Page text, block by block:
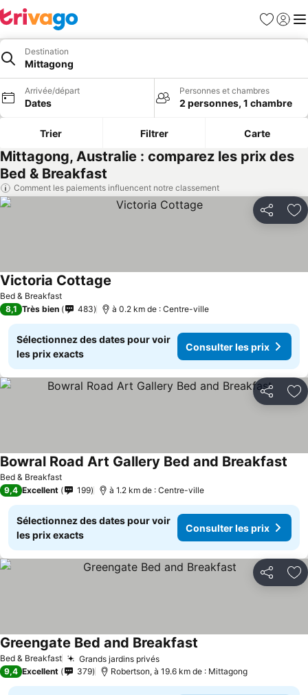
Favoris
Se
Destination
Mittagong
Arrivée/départ
Dates
Personnes et chambres
2 personnes, 1 chambre
Trier Filtrer Carte
Mittagong, Australie : comparez les prix des
Bed & Breakfast
Comment les paiements influencent notre classement
Partager
Bed & Breakfast
Victoria Cottage
8,1 Très bien 483 à 0.2 km de : Centre-ville
Sélectionnez des dates pour voir
les prix exacts
Consulter les prix
Partager
Bed & Breakfast
Bowral Road Art Gallery Bed and Breakfast
9,4 Excellent 199 à 1.2 km de : Centre-ville
Sélectionnez des dates pour voir
les prix exacts
Consulter les prix
Partager
Bed & Breakfast Grands jardins privés
Greengate Bed and Breakfast
9,4 Excellent 379 Robertson, à 19.6 km de : Mittagong